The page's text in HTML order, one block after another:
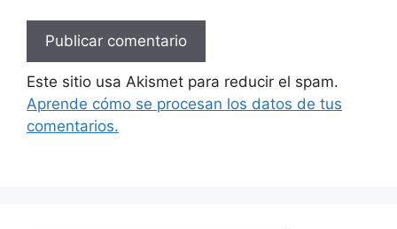
Este sitio usa Akismet para reducir el spam.
Aprende cómo se procesan los datos de tus
comentarios.